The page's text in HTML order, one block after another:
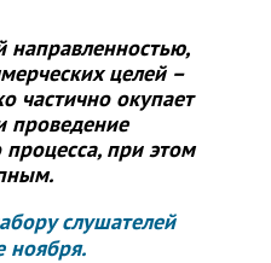
направленностью,
целей –
частично окупает
проведение
при этом
слушателей
ноября.